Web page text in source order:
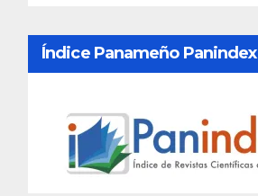
Índice Panameño Panindex